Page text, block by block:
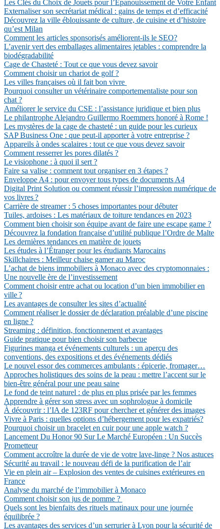
Les Clés du Choix de Jouets pour l’Épanouissement de Votre Enfant
Externaliser son secrétariat médical : gains de temps et d’efficacité
Découvrez la ville éblouissante de culture, de cuisine et d’histoire
qu’est Milan
Comment les articles sponsorisés améliorent-ils le SEO?
L’avenir vert des emballages alimentaires jetables : comprendre la
biodégradabilité
Cage de Chasteté : Tout ce que vous devez savoir
Comment choisir un chariot de golf ?
Les villes françaises où il fait bon vivre
Pourquoi consulter un vétérinaire comportementaliste pour son
chat ?
Améliorer le service du CSE : l’assistance juridique et bien plus
Le philantrophe Alejandro Guillermo Roemmers honoré à Rome !
Les mystères de la cage de chasteté : un guide pour les curieux
SAP Business One : que peut-il apporter à votre entreprise ?
Appareils à ondes scalaires : tout ce que vous devez savoir
Comment resserrer les pores dilatés ?
Le visiophone : à quoi il sert ?
Faire sa valise : comment tout organiser en 3 étapes ?
Enveloppe A4 : pour envoyer tous types de documents A4
Digital Print Solution ou comment réussir l’impression numérique de
vos livres ?
Carrière de streamer : 5 choses importantes pour débuter
Tuiles, ardoises : Les matériaux de toiture tendances en 2023
Comment bien choisir son équipe avant de faire une escape game ?
Découvrez la fondation française d’utilité publique l’Ordre de Malte
Les dernières tendances en matière de jouets
Les études à l’Étranger pour les étudiants Marocains
Skillchaires : Meilleur chaise gamer au Maroc
L’achat de biens immobiliers à Monaco avec des cryptomonnaies :
Une nouvelle ère de l’investissement
Comment choisir entre achat ou location d’un bien immobilier en
ville ?
Les avantages de consulter les sites d’actualité
Comment réaliser le dossier de déclaration préalable d’une piscine
en ligne ?
Streaming : définition, fonctionnement et avantages
Guide pratique pour bien choisir son barbecue
Figurines manga et événements culturels : un aperçu des
conventions, des expositions et des événements dédiés
Le nouvel essor des commerces ambulants : épicerie, fromager…
Approches holistiques des soins de la peau : mettre l’accent sur le
bien-être général pour une peau saine
Le fond de teint naturel : de plus en plus prisée par les femmes
Apprendre à gérer son stress avec un sophrologue à domicile
À découvrir : l’IA de 123RF pour chercher et générer des images
Vivre à Paris : quelles options d’hébergement pour les expatriés?
Pourquoi choisir un bracelet en cuir pour une apple watch ?
Lancement Du Honor 90 Sur Le Marché Européen : Un Succès
Prometteur
Comment accroître la durée de vie de votre lave-linge ? Nos astuces
Sécurité au travail : le nouveau défi de la purification de l’air
Vie en plein air – Explosion des ventes de cuisines extérieures en
France
Analyse du marché de l’immobilier à Monaco
Comment choisir son jus de pomme ?
Quels sont les bienfaits des rituels matinaux pour une journée
équilibrée ?
Les avantages des services d’un serrurier à Lyon pour la sécurité de